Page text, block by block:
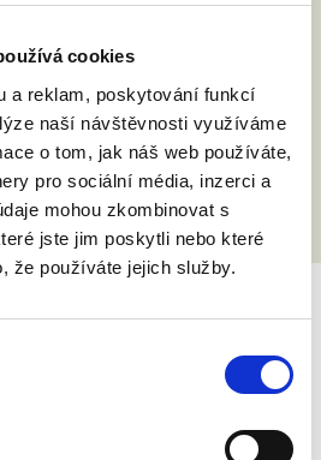
cookies
a reklam, poskytování funkcí
naší návštěvnosti využíváme
o tom, jak náš web používáte,
pro sociální média, inzerci a
mohou zkombinovat s
jste jim poskytli nebo které
že používáte jejich služby.
včetně možnosti
zklamal/a vás nějaký
nějaká kandidátka?
Zpětná vazba je
a političky tu jsou od